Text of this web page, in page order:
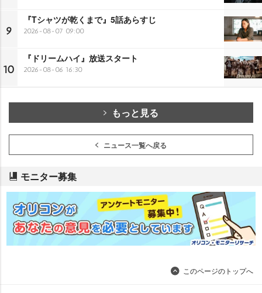
9
『Tシャツが乾くまで』5話あらすじ
2026-08-07 09:00
10
『ドリームハイ』放送スタート
2026-08-06 16:30
もっと見る
ニュース一覧へ戻る
モニター募集
このページのトップへ